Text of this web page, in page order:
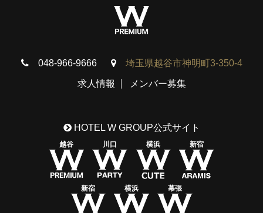
048-966-9666 埼玉県越谷市神明町3-350-4
求人情報 メンバー募集
HOTEL W GROUP公式サイト
越谷 川口 横浜 新宿
新宿 横浜 幕張